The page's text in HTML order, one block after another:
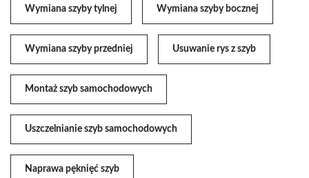
Wymiana szyby tylnej Wymiana szyby bocznej
Wymiana szyby przedniej Usuwanie rys z szyb
Montaż szyb samochodowych
Uszczelnianie szyb samochodowych
Naprawa pęknięć szyb